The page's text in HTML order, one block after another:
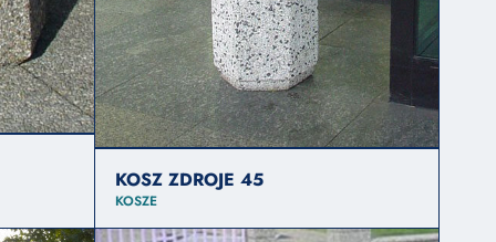
KOSZ ZDROJE 45
KOSZE